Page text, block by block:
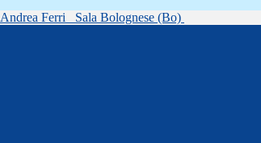
Andrea Ferri Sala Bolognese (Bo)